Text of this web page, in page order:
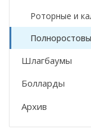
Роторные и
Шлагбаумы
Болларды
Архив